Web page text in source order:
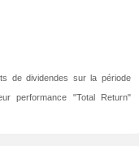
de dividendes sur la période
performance "Total Return"